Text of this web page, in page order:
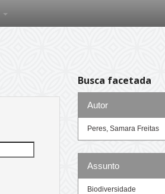
Busca facetada
Autor
Peres, Samara Freitas
Assunto
Biodiversidade